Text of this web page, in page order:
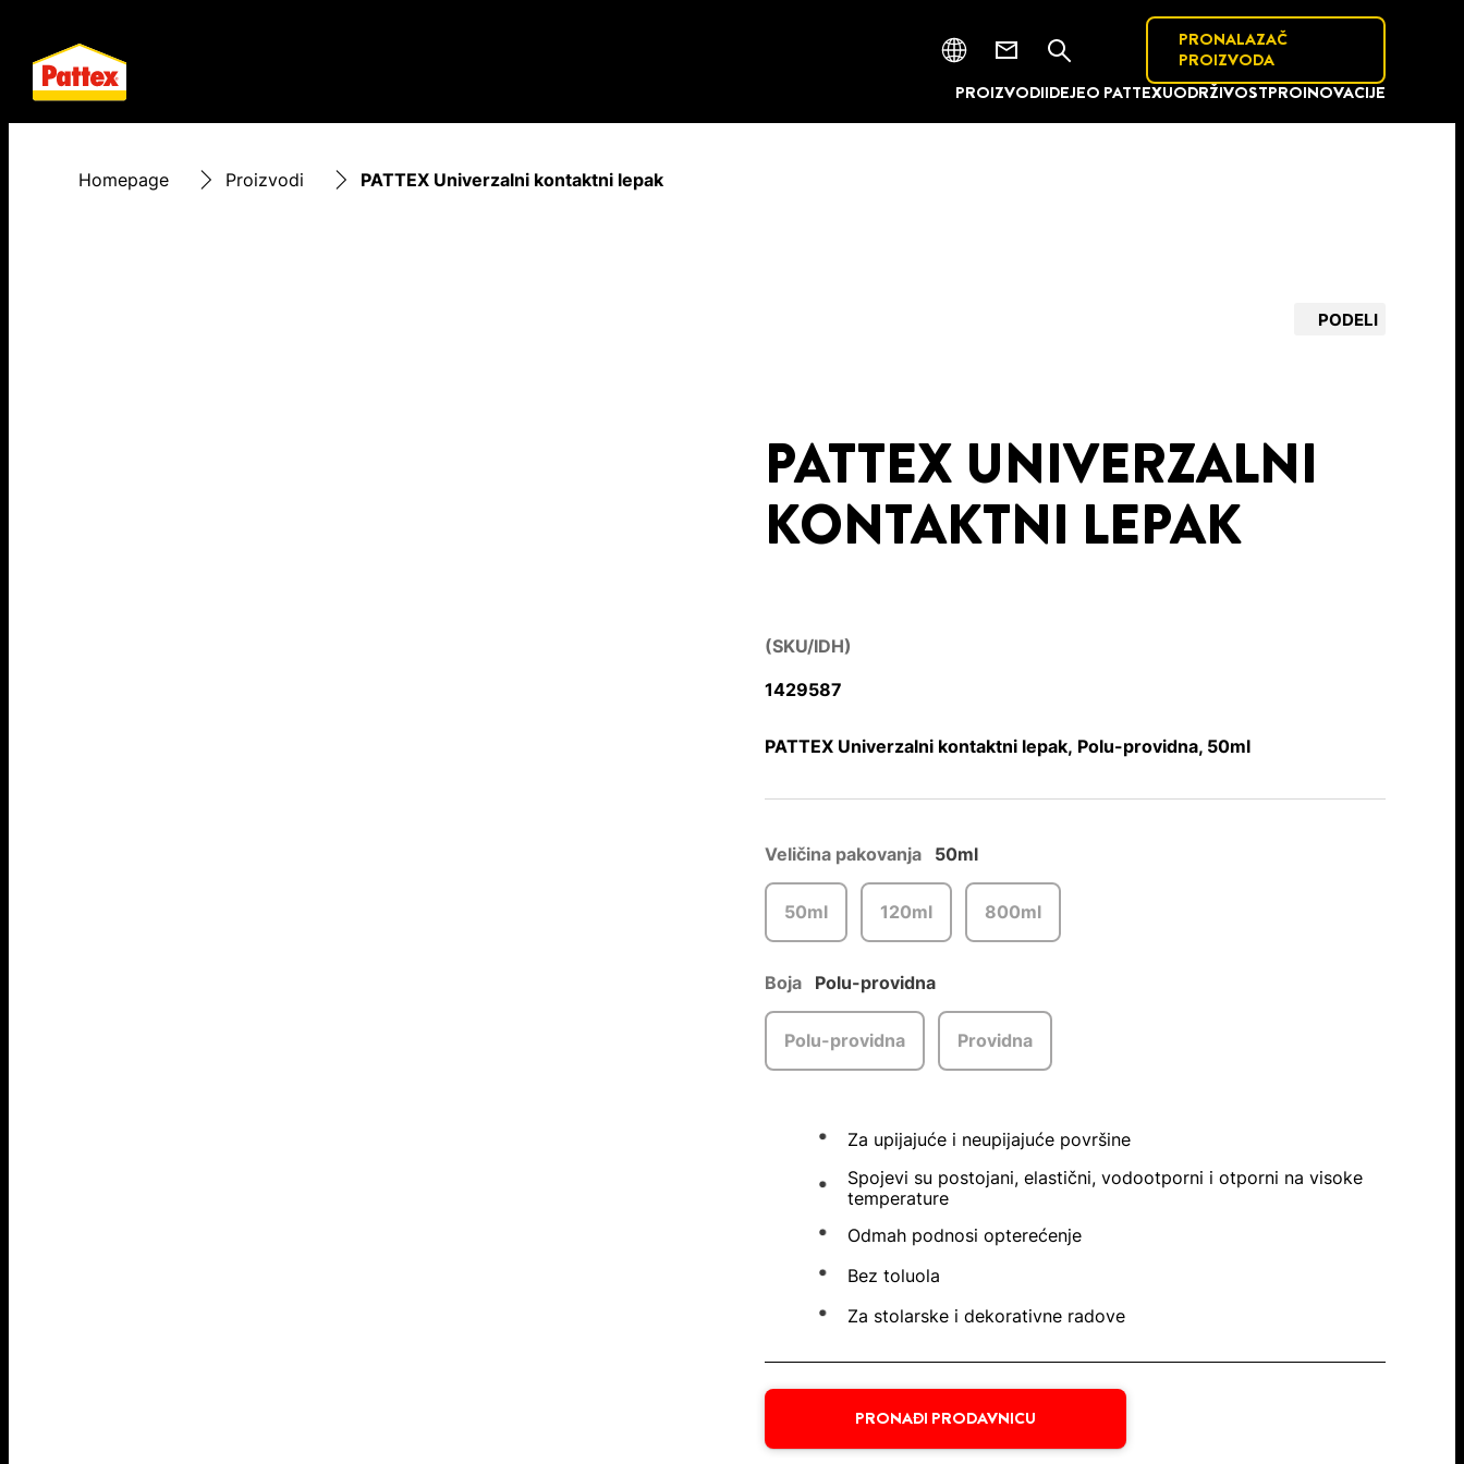
PROIZVODIIDEJEO PATTEXUODRŽIVOSTPROINOVACIJE
PRONALAZAČ
PROIZVODA
Homepage Proizvodi PATTEX Univerzalni kontaktni lepak
PODELI
PATTEX UNIVERZALNI
KONTAKTNI LEPAK
(SKU/IDH)
1429587
PATTEX Univerzalni kontaktni lepak, Polu-providna, 50ml
Veličina pakovanja 50ml
50ml 120ml 800ml
Boja Polu-providna
Polu-providna Providna
Za upijajuće i neupijajuće površine
Spojevi su postojani, elastični, vodootporni i otporni na visoke
temperature
Odmah podnosi opterećenje
Bez toluola
Za stolarske i dekorativne radove
PRONAĐI PRODAVNICU